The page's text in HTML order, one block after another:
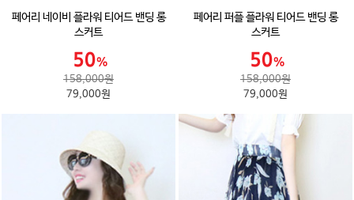
페어리 네이비 플라워 티어드 밴딩 롱
스커트
158,000원
79,000원
페어리 퍼플 플라워 티어드 밴딩 롱
스커트
158,000원
79,000원